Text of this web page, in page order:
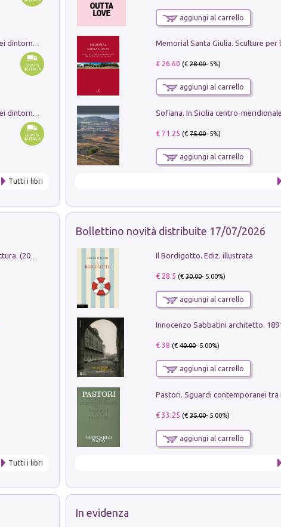
Ruderi delle ville Romano Sabine nei dintorni di Poggio Mirteto. Illustrati dal dott.re prof.re cav.re Ercole Nardi regio ispettore degli scavi e monumenti. Anno 1885. Tavole e studio. Con 25 tavole fuori testo in cartella editoriale
Tutti i libri
aggiungi al carrello
€ 26.60 (€28.00- 5%)
aggiungi al carrello
€ 71.25 (€75.00- 5%)
aggiungi al carrello
Dromos. Libro periodico di architettura. (2026). Vol. 15: Post-model
Tutti i libri
Bollettino novità distribuite 17/07/2026
Il Bordigotto. Ediz. illustrata
€ 28.5 (€30.00- 5.00%)
aggiungi al carrello
Innocenzo Sabbatini architetto.
€ 38 (€40.00- 5.00%)
aggiungi al carrello
€ 33.25 (€35.00- 5.00%)
aggiungi al carrello
In evidenza